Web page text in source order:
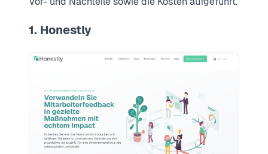
1. Honestly